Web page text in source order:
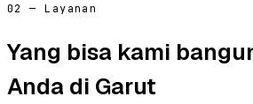
02 — Layanan
Yang bisa kami
Anda di Garut